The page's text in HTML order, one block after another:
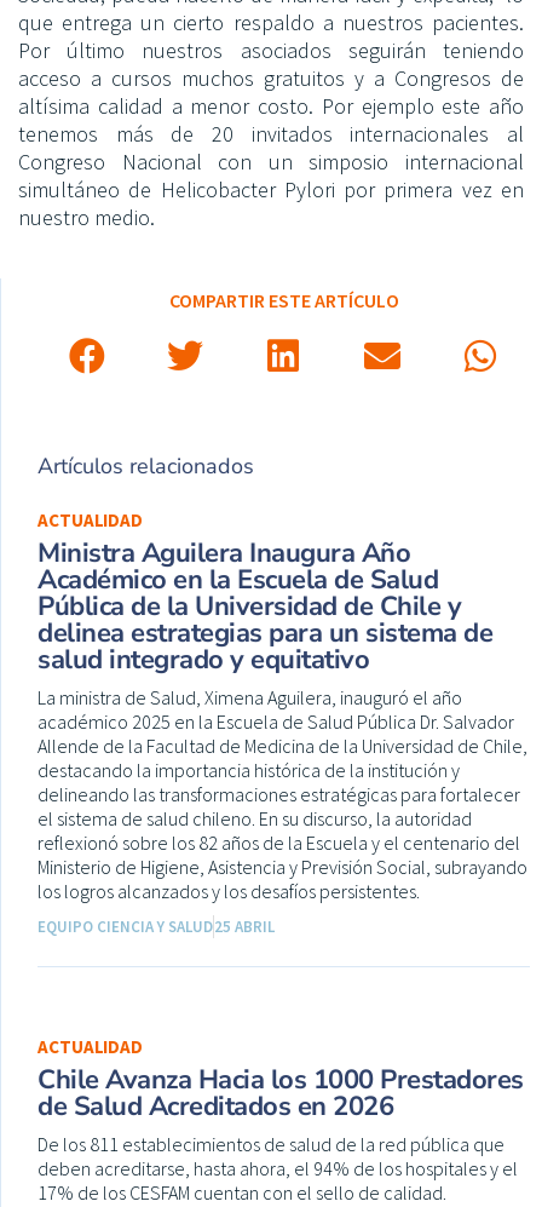
que entrega un cierto respaldo a nuestros pacientes.
Por último nuestros asociados seguirán teniendo
acceso a cursos muchos gratuitos y a Congresos de
altísima calidad a menor costo. Por ejemplo este año
tenemos más de 20 invitados internacionales al
Congreso Nacional con un simposio internacional
simultáneo de Helicobacter Pylori por primera vez en
nuestro medio.
COMPARTIR ESTE ARTÍCULO
Artículos relacionados
ACTUALIDAD
Ministra Aguilera Inaugura Año
Académico en la Escuela de Salud
Pública de la Universidad de Chile y
delinea estrategias para un sistema de
salud integrado y equitativo
La ministra de Salud, Ximena Aguilera, inauguró el año
académico 2025 en la Escuela de Salud Pública Dr. Salvador
Allende de la Facultad de Medicina de la Universidad de Chile,
destacando la importancia histórica de la institución y
delineando las transformaciones estratégicas para fortalecer
el sistema de salud chileno. En su discurso, la autoridad
reflexionó sobre los 82 años de la Escuela y el centenario del
Ministerio de Higiene, Asistencia y Previsión Social, subrayando
los logros alcanzados y los desafíos persistentes.
EQUIPO CIENCIA Y SALUD25 ABRIL
ACTUALIDAD
Chile Avanza Hacia los 1000 Prestadores
de Salud Acreditados en 2026
De los 811 establecimientos de salud de la red pública que
deben acreditarse, hasta ahora, el 94% de los hospitales y el
17% de los CESFAM cuentan con el sello de calidad.